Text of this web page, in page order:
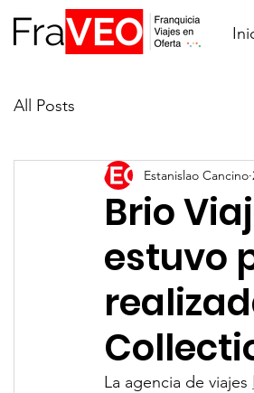
All Posts
Brio
estuvo
Estanislao Cancino
La agencia de viajes